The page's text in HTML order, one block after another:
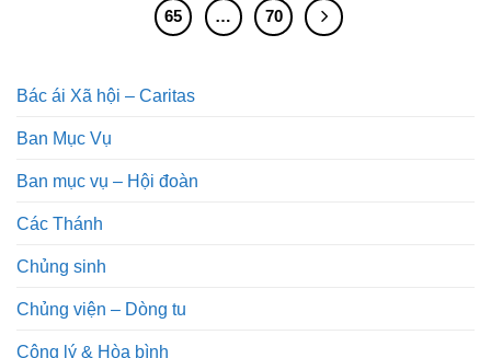
65 … 70
Bác ái Xã hội – Caritas
Ban Mục Vụ
Ban mục vụ – Hội đoàn
Các Thánh
Chủng sinh
Chủng viện – Dòng tu
Công lý & Hòa bình